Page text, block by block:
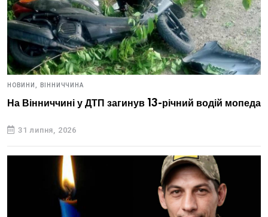
НОВИНИ, ВІННИЧЧИНА
На Вінниччині у ДТП загинув 13-річний водій мопеда
31 липня, 2026